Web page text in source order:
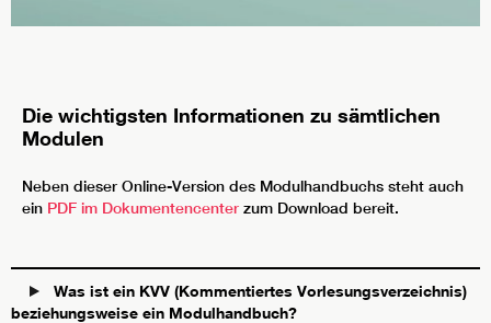
Die wichtigsten Informationen zu sämtlichen
Modulen
Neben dieser Online-Version des Modulhandbuchs steht auch
ein PDF im Dokumentencenter zum Download bereit.
Was ist ein KVV (Kommentiertes Vorlesungsverzeichnis)
beziehungsweise ein Modulhandbuch?